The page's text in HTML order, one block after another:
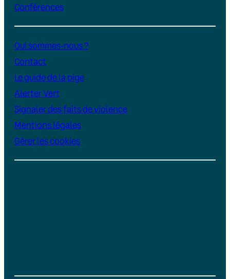
Conférences
Qui sommes-nous ?
Contact
Le guide de la pige
Alerter Vert
Signaler des faits de violence
Mentions légales
Gérer les cookies